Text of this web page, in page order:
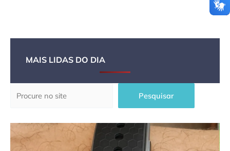
MAIS LIDAS DO DIA
Pesquisar